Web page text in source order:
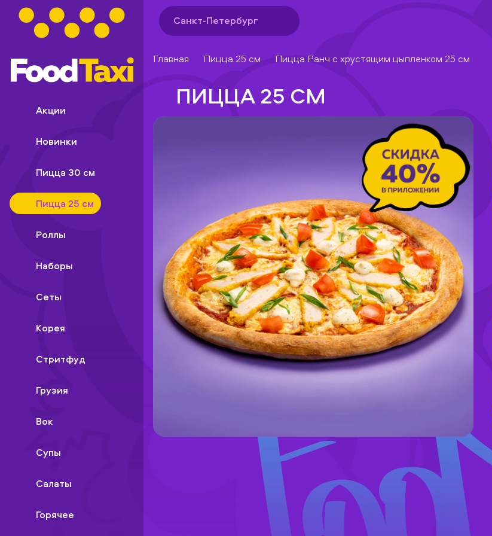
Санкт-Петербург
Акции
Новинки
Пицца 30 см
Пицца 25 см
Роллы
Наборы
Сеты
Корея
Стритфуд
Грузия
Вок
Супы
Салаты
Горячее
Главная Пицца 25 см Пицца Ранч с хрустящим цыпленком 25 см
ПИЦЦА 25 СМ